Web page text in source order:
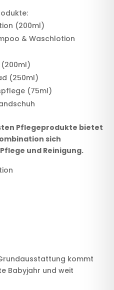
(200ml)
& Waschlotion
(200ml)
(250ml)
(75ml)
Pflegeprodukte bietet
sich
und Reinigung.
kommt
Babyjahr und weit